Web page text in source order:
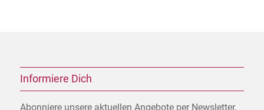
Informiere Dich
Abonniere unsere aktuellen Angebote per Newsletter,